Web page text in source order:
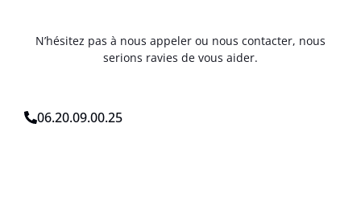
N’hésitez pas à nous appeler ou nous contacter, nous
serions ravies de vous aider.
06.20.09.00.25